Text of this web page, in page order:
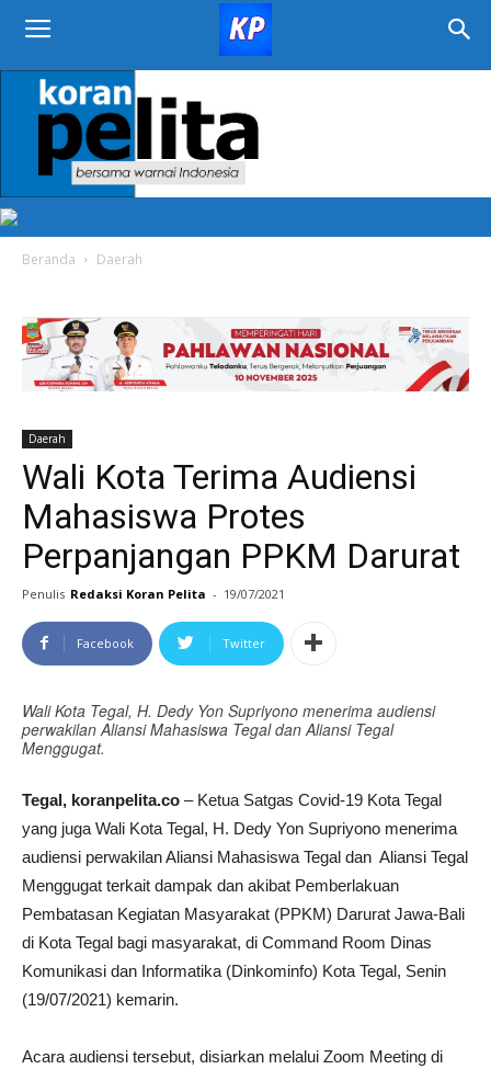
KORAN
PELITA
Beranda Daerah
Daerah
Wali Kota Terima Audiensi
Mahasiswa Protes
Perpanjangan PPKM Darurat
Penulis Redaksi Koran Pelita - 19/07/2021
Facebook Twitter
Wali Kota Tegal, H. Dedy Yon Supriyono menerima audiensi
perwakilan Aliansi Mahasiswa Tegal dan Aliansi Tegal
Menggugat.
Tegal, koranpelita.co – Ketua Satgas Covid-19 Kota Tegal
yang juga Wali Kota Tegal, H. Dedy Yon Supriyono menerima
audiensi perwakilan Aliansi Mahasiswa Tegal dan Aliansi Tegal
Menggugat terkait dampak dan akibat Pemberlakuan
Pembatasan Kegiatan Masyarakat (PPKM) Darurat Jawa-Bali
di Kota Tegal bagi masyarakat, di Command Room Dinas
Komunikasi dan Informatika (Dinkominfo) Kota Tegal, Senin
(19/07/2021) kemarin.
Acara audiensi tersebut, disiarkan melalui Zoom Meeting di